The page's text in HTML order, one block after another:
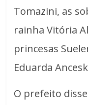
Tomazini, as
rainha Vitória
princesas
Eduarda
O prefeito